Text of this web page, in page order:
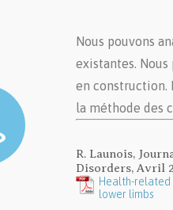
Nous pouvons
existantes.
en construction.
la méthode des
R. Launois,
Disorders, Avril
Health-related
lower limbs